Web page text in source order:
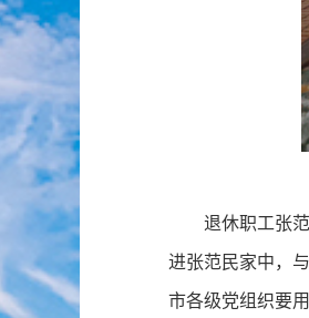
退休职工张范
进张范民家中，
市各级党组织要